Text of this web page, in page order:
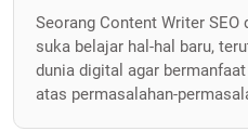
Seorang Content Writer
suka belajar hal-hal baru,
dunia digital agar
atas permasalahan-